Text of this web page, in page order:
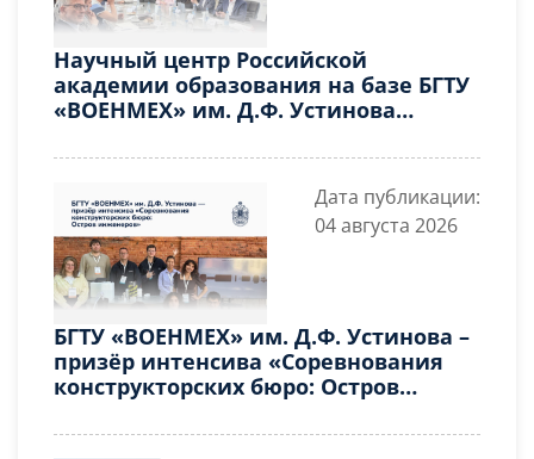
Научный центр Российской
академии образования на базе БГТУ
«ВОЕНМЕХ» им. Д.Ф. Устинова
«Иммерсивные технологии в
высшем профессиональном
образовании» в рамках развития
инновационной деятельности
Дата публикации:
04 августа 2026
БГТУ «ВОЕНМЕХ» им. Д.Ф. Устинова –
призёр интенсива «Соревнования
конструкторских бюро: Остров